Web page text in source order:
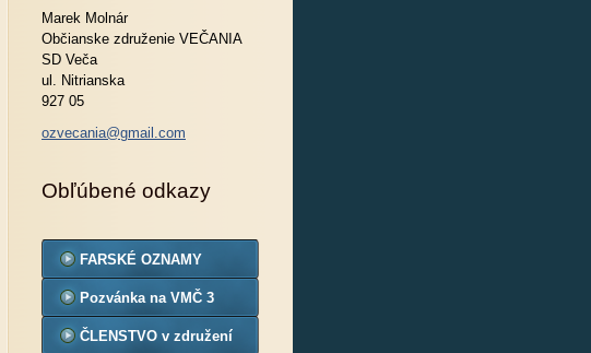
Marek Molnár
Občianske združenie VEČANIA
SD Veča
ul. Nitrianska
927 05
ozvecania@gmail.com
Obľúbené odkazy
FARSKÉ OZNAMY
Pozvánka na VMČ 3
ČLENSTVO v združení